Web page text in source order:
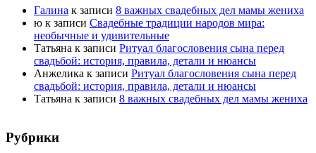
Галина к записи 8 важных свадебных дел мамы жениха
ю к записи Свадебные традиции народов мира:
необычные и удивительные
Татьяна к записи Ритуал благословения сына перед
свадьбой: история, правила, детали и нюансы
Анжелика к записи Ритуал благословения сына перед
свадьбой: история, правила, детали и нюансы
Татьяна к записи 8 важных свадебных дел мамы жениха
Рубрики